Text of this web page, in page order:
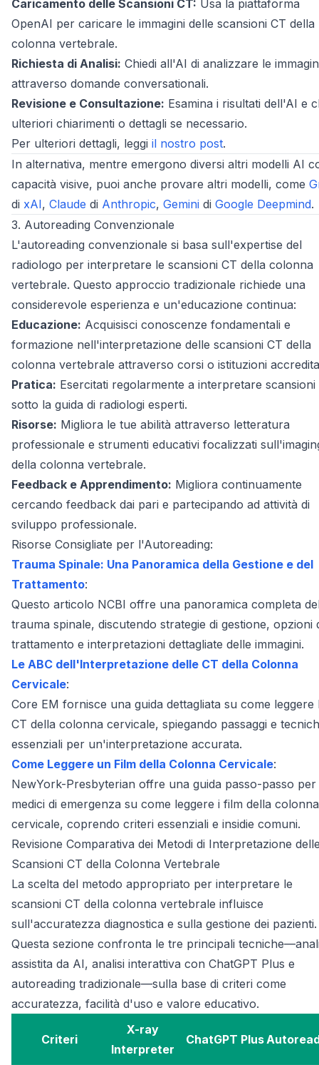
Caricamento delle Scansioni CT: Usa la piattaforma
OpenAI per caricare le immagini delle scansioni CT della
colonna vertebrale.
Richiesta di Analisi: Chiedi all'AI di analizzare le
attraverso domande conversationali.
Revisione e Consultazione: Esamina i risultati dell'AI e
ulteriori chiarimenti o dettagli se necessario.
Per ulteriori dettagli, leggi il nostro post.
In alternativa, mentre emergono diversi altri modelli AI
capacità visive, puoi anche provare altri modelli, come
di xAI, Claude di Anthropic, Gemini di Google Deepmind.
3. Autoreading Convenzionale
L'autoreading convenzionale si basa sull'expertise del
radiologo per interpretare le scansioni CT della colonna
vertebrale. Questo approccio tradizionale richiede una
considerevole esperienza e un'educazione continua:
Educazione: Acquisisci conoscenze fondamentali e
formazione nell'interpretazione delle scansioni CT della
colonna vertebrale attraverso corsi o istituzioni
Pratica: Esercitati regolarmente a interpretare scansioni
sotto la guida di radiologi esperti.
Risorse: Migliora le tue abilità attraverso letteratura
professionale e strumenti educativi focalizzati
della colonna vertebrale.
Feedback e Apprendimento: Migliora continuamente
cercando feedback dai pari e partecipando ad attività di
sviluppo professionale.
Risorse Consigliate per l'Autoreading:
Trauma Spinale: Una Panoramica della Gestione e del
Trattamento:
Questo articolo NCBI offre una panoramica completa
trauma spinale, discutendo strategie di gestione, opzioni
trattamento e interpretazioni dettagliate delle immagini.
Le ABC dell'Interpretazione delle CT della Colonna
Cervicale:
Core EM fornisce una guida dettagliata su come leggere
CT della colonna cervicale, spiegando passaggi e
essenziali per un'interpretazione accurata.
Come Leggere un Film della Colonna Cervicale:
NewYork-Presbyterian offre una guida passo-passo per
medici di emergenza su come leggere i film della colonna
cervicale, coprendo criteri essenziali e insidie comuni.
Revisione Comparativa dei Metodi di Interpretazione
Scansioni CT della Colonna Vertebrale
La scelta del metodo appropriato per interpretare le
scansioni CT della colonna vertebrale influisce
sull'accuratezza diagnostica e sulla gestione dei pazienti.
Questa sezione confronta le tre principali
assistita da AI, analisi interattiva con ChatGPT Plus e
autoreading tradizionale—sulla base di criteri come
accuratezza, facilità d'uso e valore educativo.
Criteri
X-ray
Interpreter
ChatGPT Plus